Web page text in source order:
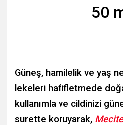
50
Güneş, hamilelik ve yaş
lekeleri hafifletmede
kullanımla ve cildinizi
surette koruyarak,